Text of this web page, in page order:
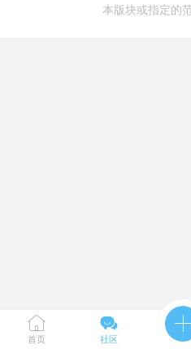
本版块或指定的

首页

社区
